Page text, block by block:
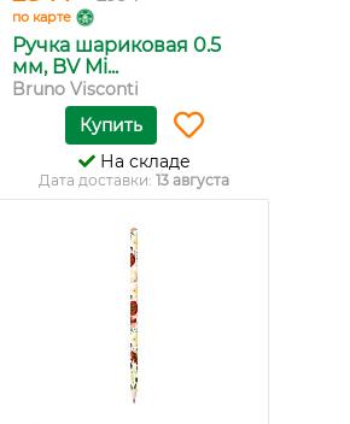
по карте
Ручка шариковая 0.5
мм, BV Mi...
Bruno Visconti
Купить
На складе
Дата доставки: 13 августа